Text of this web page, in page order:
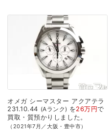
オメガ シーマスター アクアテラ
231.10.44
Aランク を26万円で
買取・質預かり しました。
（2021年7月／大阪・豊中市）